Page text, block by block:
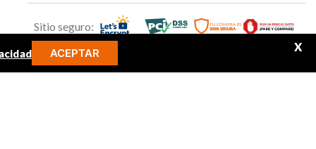
ACEPTAR X
Sitio seguro: